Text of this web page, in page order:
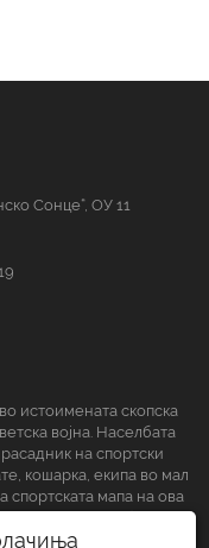
Сонце“, ОУ 11
истоимената скопска
војна. Населбата
на спортски
кошарка, екипа во мал
спортската мапа на ова